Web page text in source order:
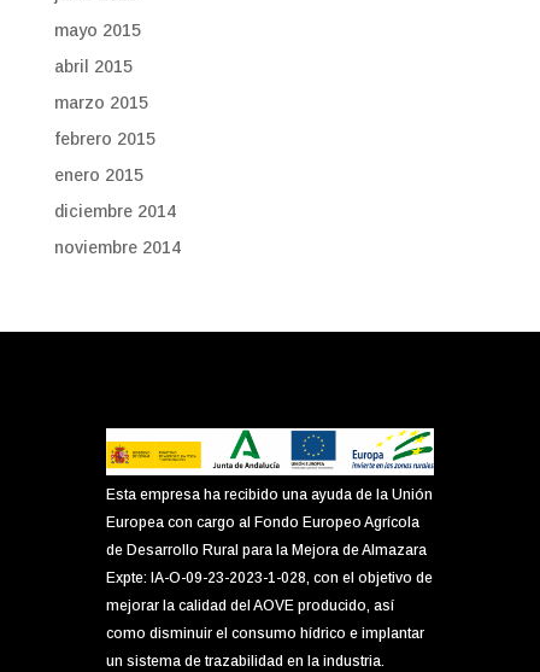
mayo 2015
abril 2015
marzo 2015
febrero 2015
enero 2015
diciembre 2014
noviembre 2014
Esta empresa ha recibido una ayuda de la Unión
Europea con cargo al Fondo Europeo Agrícola
de Desarrollo Rural para la Mejora de Almazara
Expte: IA-O-09-23-2023-1-028, con el objetivo de
mejorar la calidad del AOVE producido, así
como disminuir el consumo hídrico e implantar
un sistema de trazabilidad en la industria.